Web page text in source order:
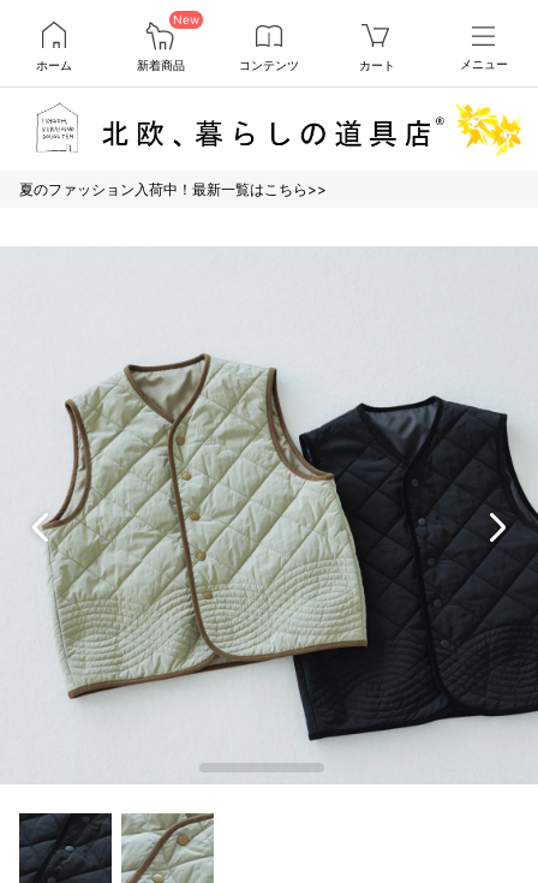
ホーム
New
新着商品 コンテンツ カート メニュー
夏のファッション入荷中！最新一覧はこちら>>